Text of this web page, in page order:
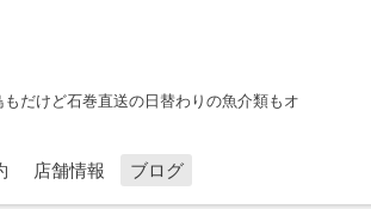
だけど石巻直送の日替わりの魚介類もオ
店舗情報 ブログ